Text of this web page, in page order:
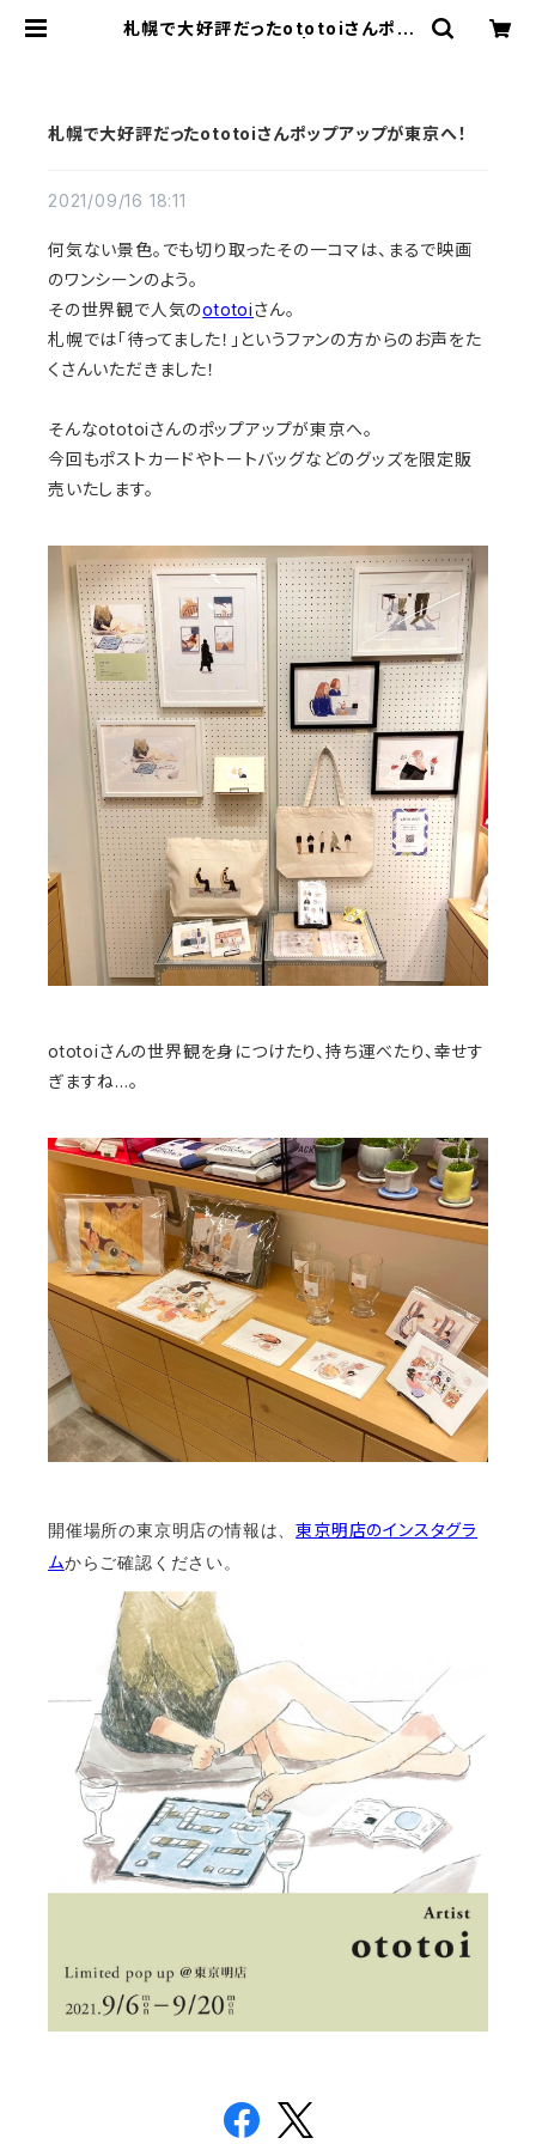
札幌で大好評だったototoiさんポッ
札幌で大好評だったototoiさんポップアップが東京へ！
2021/09/16 18:11
何気ない景色。でも切り取ったその一コマは、まるで映画
のワンシーンのよう。
その世界観で人気のototoiさん。
札幌では「待ってました！」というファンの方からのお声をた
くさんいただきました！
そんなototoiさんのポップアップが東京へ。
今回もポストカードやトートバッグなどのグッズを限定販
売いたします。
ototoiさんの世界観を身につけたり、持ち運べたり、幸せす
ぎますね…。
開催場所の東京明店の情報は、東京明店のインスタグラ
ムからご確認ください。